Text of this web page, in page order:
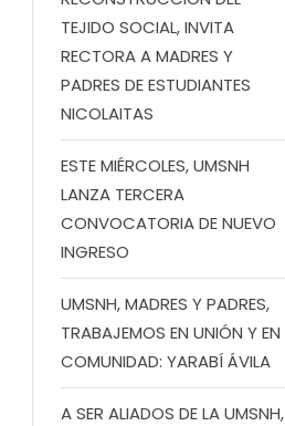
TEJIDO SOCIAL, INVITA
RECTORA A MADRES Y
PADRES DE ESTUDIANTES
NICOLAITAS
ESTE MIÉRCOLES, UMSNH
LANZA TERCERA
CONVOCATORIA DE NUEVO
INGRESO
UMSNH, MADRES Y PADRES,
TRABAJEMOS EN UNIÓN Y EN
COMUNIDAD: YARABÍ ÁVILA
A SER ALIADOS DE LA UMSNH,